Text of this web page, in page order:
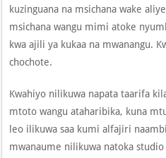
kuzinguana na msichana wake
msichana wangu mimi atoke
kwa ajili ya kukaa na mwanangu.
chochote.
Kwahiyo nilikuwa napata taarifa
mtoto wangu ataharibika, kuna
leo ilikuwa saa kumi alfajiri
mwanaume nilikuwa natoka